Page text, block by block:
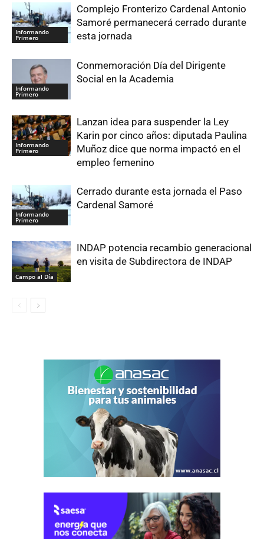
Informando
Primero
Complejo Fronterizo Cardenal Antonio
Samoré permanecerá cerrado durante
esta jornada
Informando
Primero
Conmemoración Día del Dirigente
Social en la Academia
Informando
Primero
Lanzan idea para suspender la Ley
Karin por cinco años: diputada Paulina
Muñoz dice que norma impactó en el
empleo femenino
Informando
Primero
Cerrado durante esta jornada el Paso
Cardenal Samoré
Campo al Día
INDAP potencia recambio generacional
en visita de Subdirectora de INDAP